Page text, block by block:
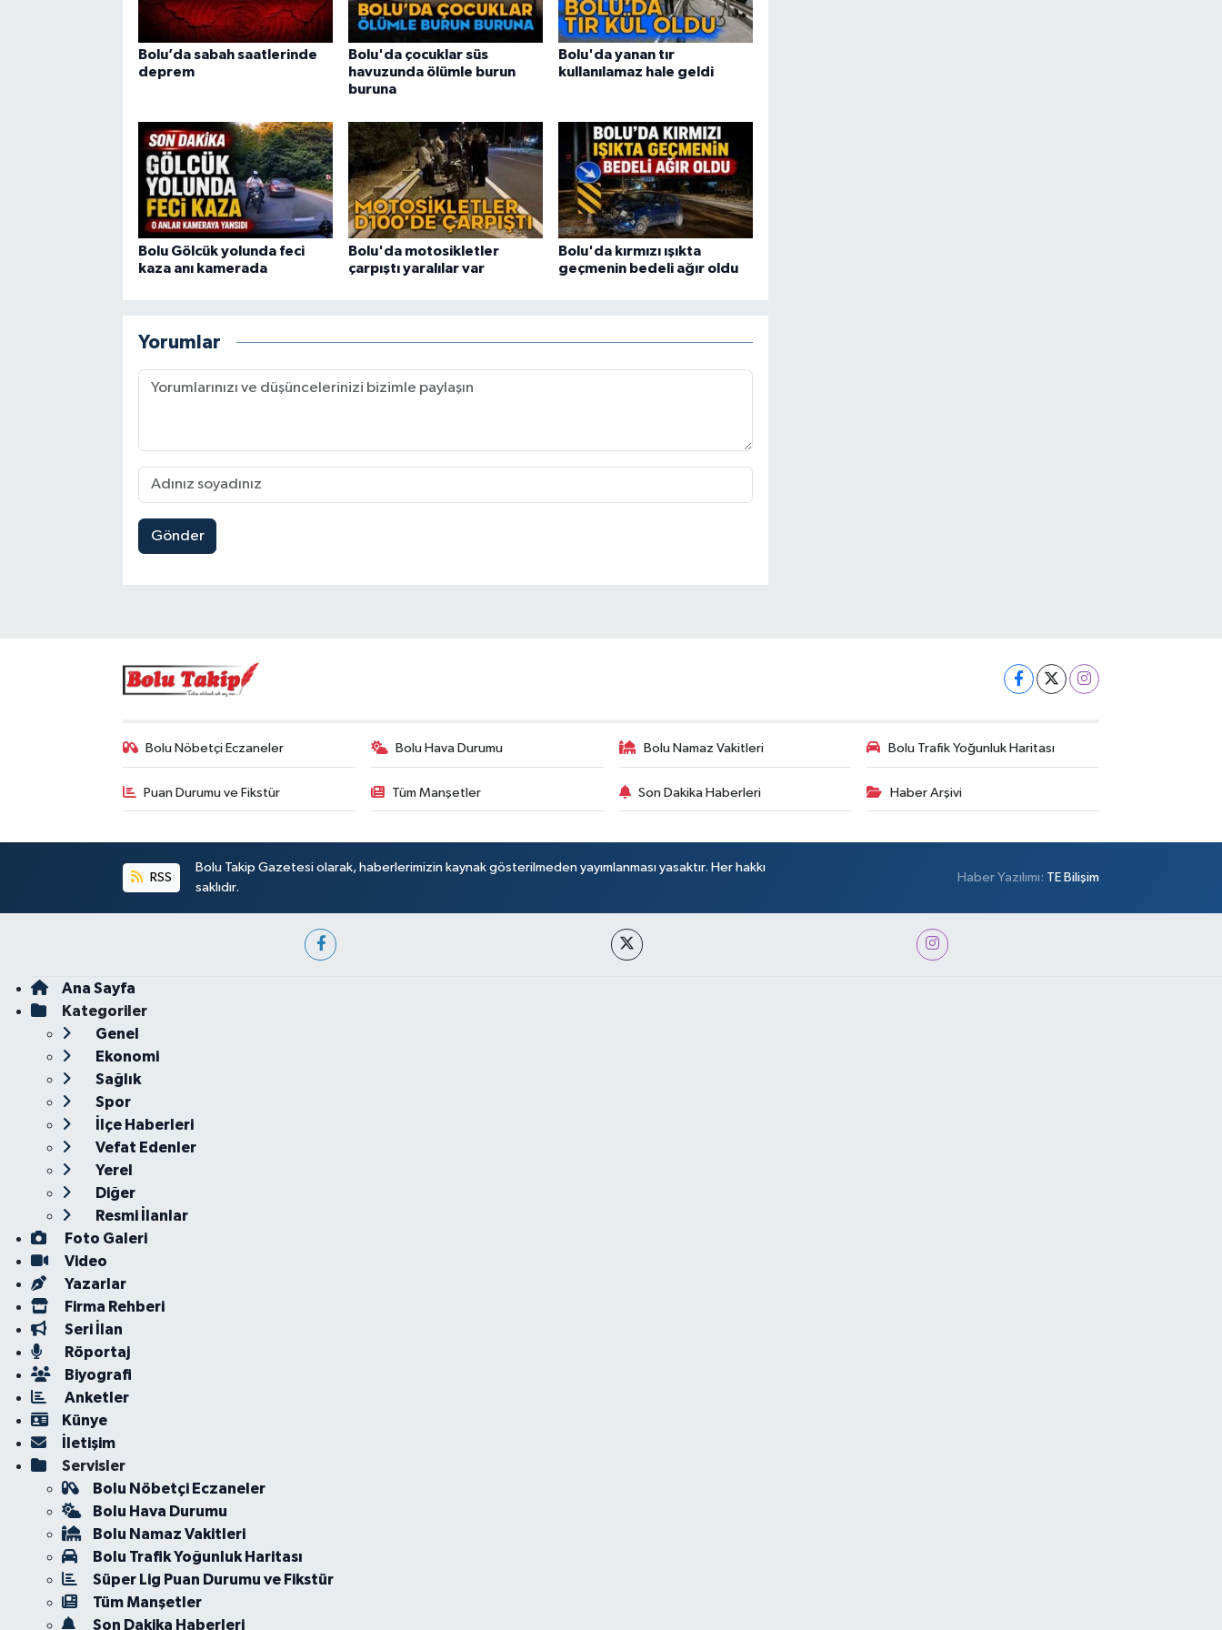
Bolu’da sabah saatlerinde
deprem
Bolu'da çocuklar süs
havuzunda ölümle burun
buruna
Bolu'da yanan tır
kullanılamaz hale geldi
Bolu Gölcük yolunda feci
kaza anı kamerada
Bolu'da motosikletler
çarpıştı yaralılar var
Bolu'da kırmızı ışıkta
geçmenin bedeli ağır oldu
Yorumlar
Gönder
Bolu Nöbetçi Eczaneler Bolu Hava Durumu Bolu Namaz Vakitleri Bolu Trafik Yoğunluk Haritası
Puan Durumu ve Fikstür Tüm Manşetler Son Dakika Haberleri Haber Arşivi
RSS
Bolu Takip Gazetesi olarak, haberlerimizin kaynak gösterilmeden yayımlanması yasaktır. Her hakkı
saklıdır.
Haber Yazılımı: TE Bilişim
Ana Sayfa
Kategoriler
Genel
Ekonomi
Sağlık
Spor
İlçe Haberleri
Vefat Edenler
Yerel
Diğer
Resmi İlanlar
Foto Galeri
Video
Yazarlar
Firma Rehberi
Seri İlan
Röportaj
Biyografi
Anketler
Künye
İletişim
Servisler
Bolu Nöbetçi Eczaneler
Bolu Hava Durumu
Bolu Namaz Vakitleri
Bolu Trafik Yoğunluk Haritası
Süper Lig Puan Durumu ve Fikstür
Tüm Manşetler
Son Dakika Haberleri